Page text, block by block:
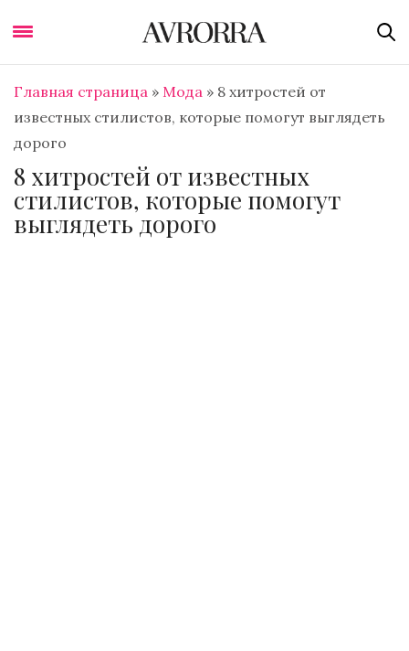
Главная страница » Мода » 8 хитростей от
известных стилистов, которые помогут выглядеть
дорого
8 хитростей от известных
стилистов, которые помогут
выглядеть дорого